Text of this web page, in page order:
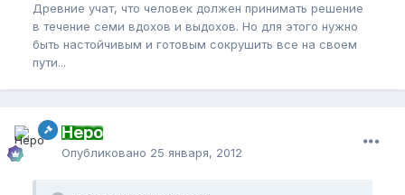
Древние учат, что человек должен принимать решение
в течение семи вдохов и выдохов. Но для этого нужно
быть настойчивым и готовым сокрушить все на своем
пути...
Неро
Опубликовано 25 января, 2012